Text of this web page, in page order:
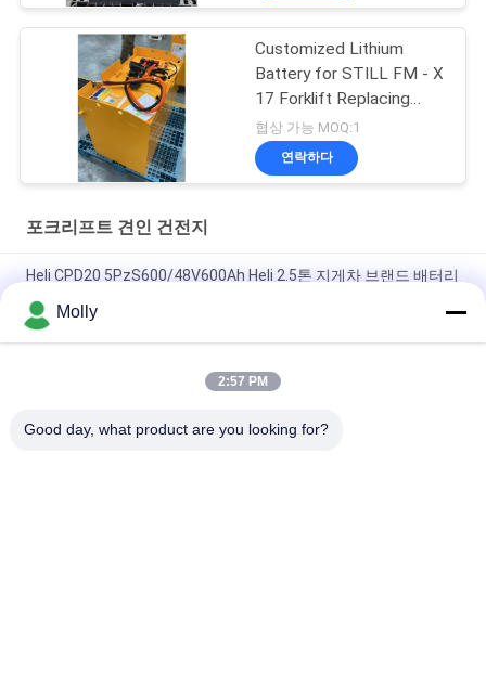
Customized Lithium
Battery for STILL FM - X
17 Forklift Replacing
48V/775AH Lead - Acid
Battery to 51.2V 690AH
Lithium Battery
협상 가능 MOQ:1
연락하다
포크리프트 견인 건전지
Heli CPD20 5PzS600/48V600Ah Heli 2.5톤 지게차 브랜드 배터리
헬리 CPD30 전기 포크리프트 브랜드 6PBS600 80V 600Ah 배터
리, 헬리 전기 반균형 포크리프트 소매
HELI 포크리프트 배터리 팩 VCH6A HELI CPD20 전기 역 균형 포크
Molly
2:57 PM
Good day, what product are you looking for?